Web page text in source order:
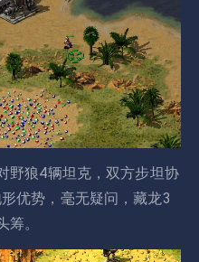
狼4辆坦克，双方步坦协
优势，毫无疑问，藏龙3
。